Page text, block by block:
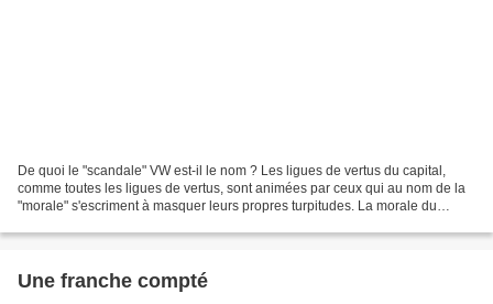
De quoi le "scandale" VW est-il le nom ? Les ligues de vertus du capital,
comme toutes les ligues de vertus, sont animées par ceux qui au nom de la
"morale" s'escriment à masquer leurs propres turpitudes. La morale du
Une franche compté